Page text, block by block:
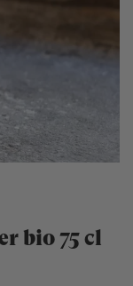
bio 75 cl